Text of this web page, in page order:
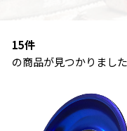
15件
の商品が見つかりました